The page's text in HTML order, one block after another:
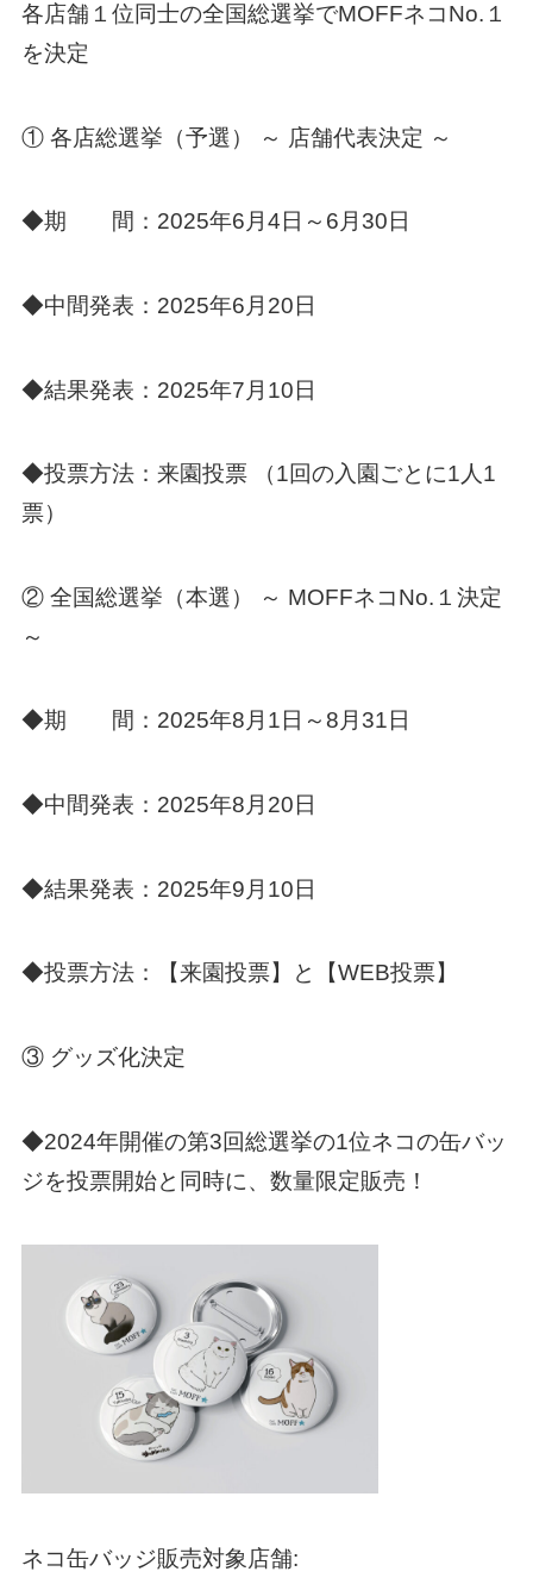
各店舗１位同士の全国総選挙でMOFFネコNo.１
を決定
① 各店総選挙（予選） ～ 店舗代表決定 ～
◆期 間：2025年6月4日～6月30日
◆中間発表：2025年6月20日
◆結果発表：2025年7月10日
◆投票方法：来園投票 （1回の入園ごとに1人1
票）
② 全国総選挙（本選） ～ MOFFネコNo.１決定
～
◆期 間：2025年8月1日～8月31日
◆中間発表：2025年8月20日
◆結果発表：2025年9月10日
◆投票方法：【来園投票】と【WEB投票】
③ グッズ化決定
◆2024年開催の第3回総選挙の1位ネコの缶バッ
ジを投票開始と同時に、数量限定販売！
ネコ缶バッジ販売対象店舗: